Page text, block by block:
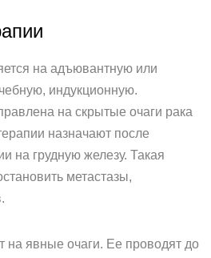
на адъювантную или
индукционную.
на скрытые очаги рака
назначают после
на грудную железу. Такая
метастазы,
на явные очаги. Ее проводят до